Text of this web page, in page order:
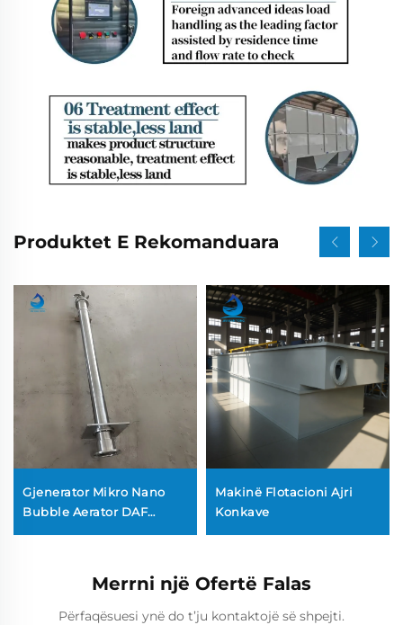
Produktet E Rekomanduara
Gjenerator Mikro Nano
Bubble Aerator DAF
Makinë Flotacioni Ajri
Konkave
Merrni një Ofertë Falas
Përfaqësuesi ynë do t’ju kontaktojë së shpejti.